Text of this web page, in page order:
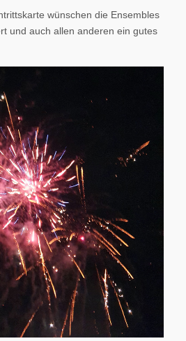
wünschen die Ensembles
und auch allen anderen ein gutes